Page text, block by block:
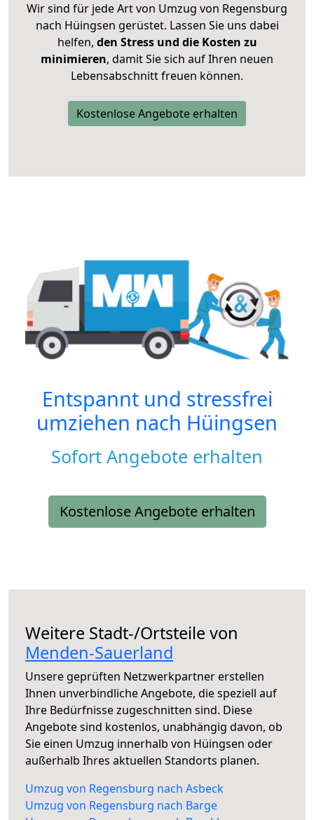
Wir sind für jede Art von Umzug von Regensburg
nach Hüingsen gerüstet. Lassen Sie uns dabei
helfen, den Stress und die Kosten zu
minimieren, damit Sie sich auf Ihren neuen
Lebensabschnitt freuen können.
Kostenlose Angebote erhalten
Entspannt und stressfrei
umziehen nach Hüingsen
Sofort Angebote erhalten
Kostenlose Angebote erhalten
Weitere Stadt-/Ortsteile von
Menden-Sauerland
Unsere geprüften Netzwerkpartner erstellen
Ihnen unverbindliche Angebote, die speziell auf
Ihre Bedürfnisse zugeschnitten sind. Diese
Angebote sind kostenlos, unabhängig davon, ob
Sie einen Umzug innerhalb von Hüingsen oder
außerhalb Ihres aktuellen Standorts planen.
Umzug von Regensburg nach Asbeck
Umzug von Regensburg nach Barge